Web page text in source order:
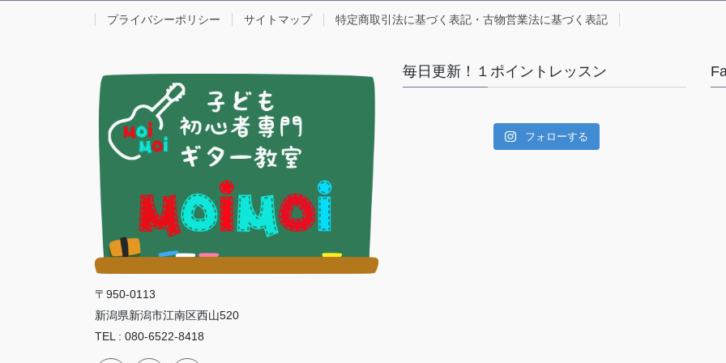
プライバシーポリシー サイトマップ 特定商取引法に基づく表記・古物営業法に基づく表記
〒950-0113
新潟県新潟市江南区西山520
TEL : 080-6522-8418
毎日更新！１ポイントレッスン
フォローする